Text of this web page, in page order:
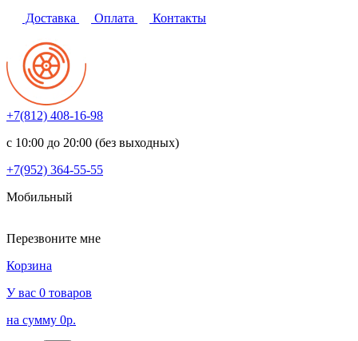
Доставка Оплата Контакты
+7(812) 408-16-98
с 10:00 до 20:00 (без выходных)
+7(952) 364-55-55
Мобильный
Перезвоните мне
Корзина
У вас 0 товаров
на сумму 0р.